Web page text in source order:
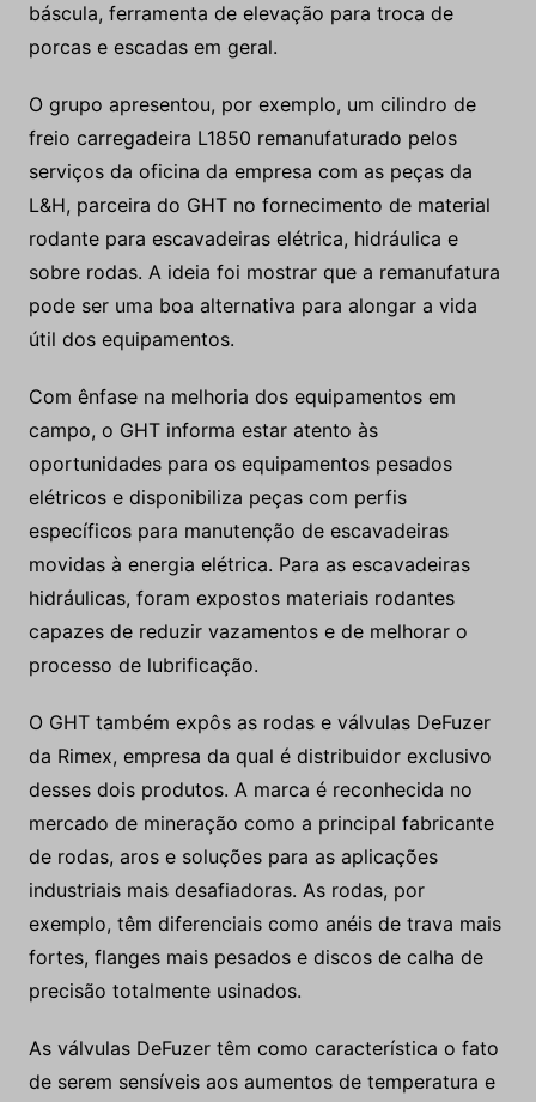
báscula, ferramenta de elevação para troca de
porcas e escadas em geral.
O grupo apresentou, por exemplo, um cilindro de
freio carregadeira L1850 remanufaturado pelos
serviços da oficina da empresa com as peças da
L&H, parceira do GHT no fornecimento de material
rodante para escavadeiras elétrica, hidráulica e
sobre rodas. A ideia foi mostrar que a remanufatura
pode ser uma boa alternativa para alongar a vida
útil dos equipamentos.
Com ênfase na melhoria dos equipamentos em
campo, o GHT informa estar atento às
oportunidades para os equipamentos pesados
elétricos e disponibiliza peças com perfis
específicos para manutenção de escavadeiras
movidas à energia elétrica. Para as escavadeiras
hidráulicas, foram expostos materiais rodantes
capazes de reduzir vazamentos e de melhorar o
processo de lubrificação.
O GHT também expôs as rodas e válvulas DeFuzer
da Rimex, empresa da qual é distribuidor exclusivo
desses dois produtos. A marca é reconhecida no
mercado de mineração como a principal fabricante
de rodas, aros e soluções para as aplicações
industriais mais desafiadoras. As rodas, por
exemplo, têm diferenciais como anéis de trava mais
fortes, flanges mais pesados e discos de calha de
precisão totalmente usinados.
As válvulas DeFuzer têm como característica o fato
de serem sensíveis aos aumentos de temperatura e